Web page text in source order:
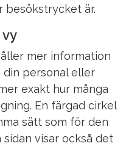
besökstrycket är.
vy
mer information
din personal eller
exakt hur många
En färgad cirkel
sätt som för den
visar också det